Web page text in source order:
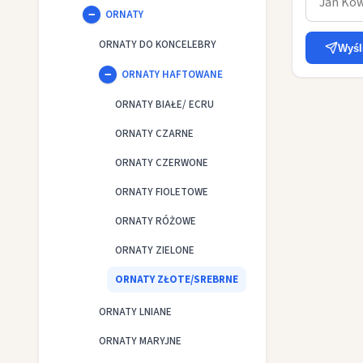
ORNATY
ORNATY DO KONCELEBRY
ORNATY HAFTOWANE
ORNATY BIAŁE/ ECRU
ORNATY CZARNE
ORNATY CZERWONE
ORNATY FIOLETOWE
ORNATY RÓŻOWE
ORNATY ZIELONE
ORNATY ZŁOTE/SREBRNE
ORNATY LNIANE
ORNATY MARYJNE